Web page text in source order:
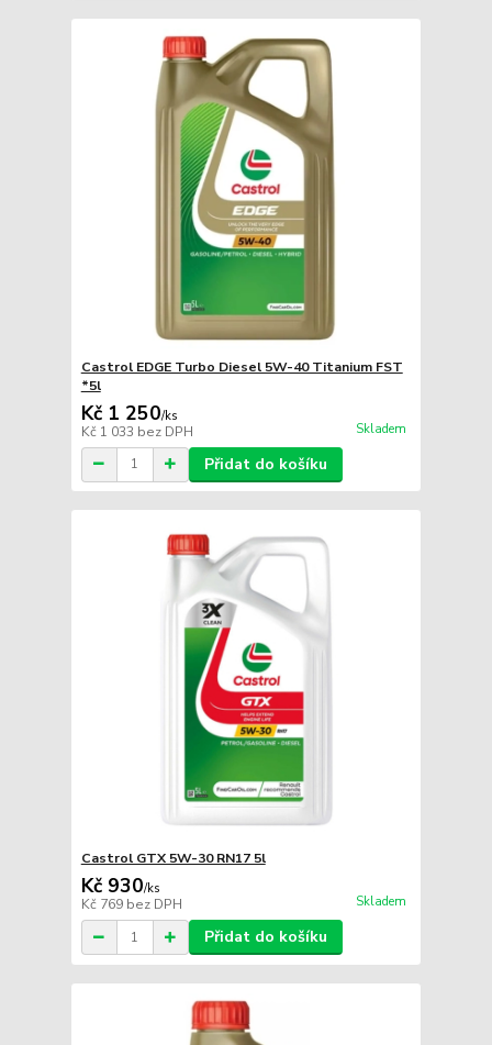
Castrol EDGE Turbo Diesel 5W-40 Titanium FST
*5l
Kč 1 250/ks
Kč 1 033 bez DPH Skladem
Přidat do košíku
Castrol GTX 5W-30 RN17 5l
Kč 930/ks
Kč 769 bez DPH Skladem
Přidat do košíku